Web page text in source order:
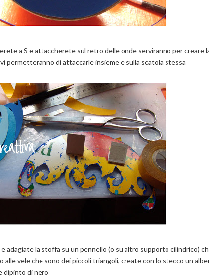
a S e attaccherete sul retro delle onde serviranno per creare
permetteranno di attaccarle insieme e sulla scatola stessa
adagiate la stoffa su un pennello (o su altro supporto cilindrico)
vele che sono dei piccoli triangoli, create con lo stecco un
dipinto di nero